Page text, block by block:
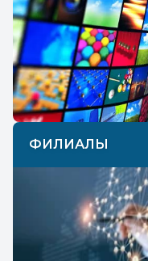
ФИЛИАЛЫ